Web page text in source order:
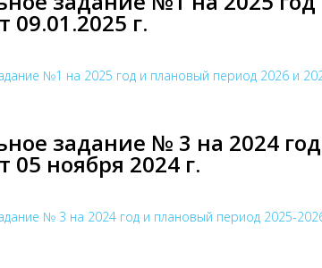
09.01.2025 г.
№1 на 2025 год и плановый период 2026 и
задание № 3 на 2024
05 ноября 2024 г.
№ 3 на 2024 год и плановый период 2025-